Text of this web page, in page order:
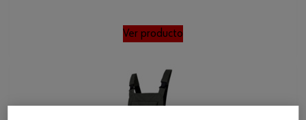
Ver producto